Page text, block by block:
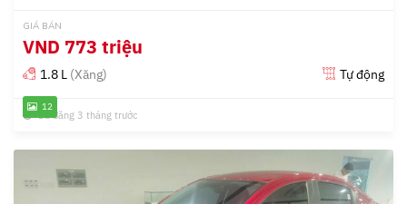
12
GIÁ BÁN
VND 773 triệu
1.8 L (Xăng) Tự động
Đã đăng 3 tháng trước